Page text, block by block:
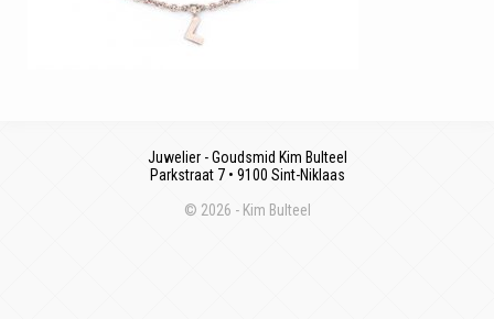
Juwelier - Goudsmid Kim Bulteel
Parkstraat 7 • 9100 Sint-Niklaas
© 2026 - Kim Bulteel